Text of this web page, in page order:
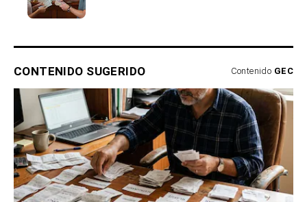
CONTENIDO SUGERIDO Contenido GEC